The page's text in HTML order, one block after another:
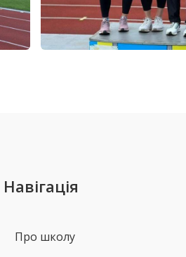
Навігація
Про школу